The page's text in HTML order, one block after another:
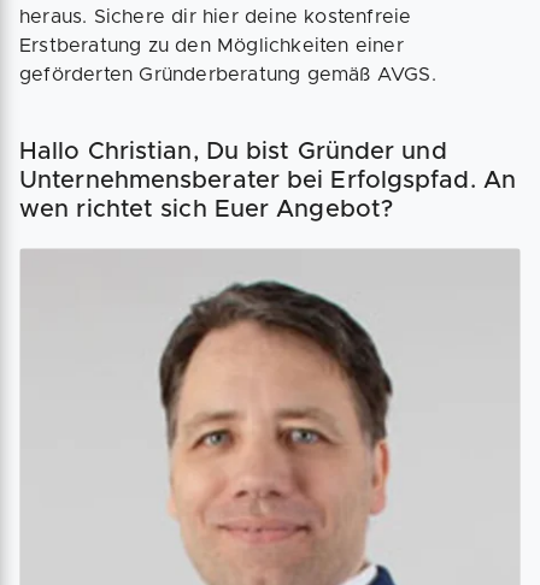
heraus. Sichere dir hier deine kostenfreie
Erstberatung zu den Möglichkeiten einer
geförderten Gründerberatung gemäß AVGS.
Hallo Christian, Du bist Gründer und
Unternehmensberater bei Erfolgspfad. An
wen richtet sich Euer Angebot?